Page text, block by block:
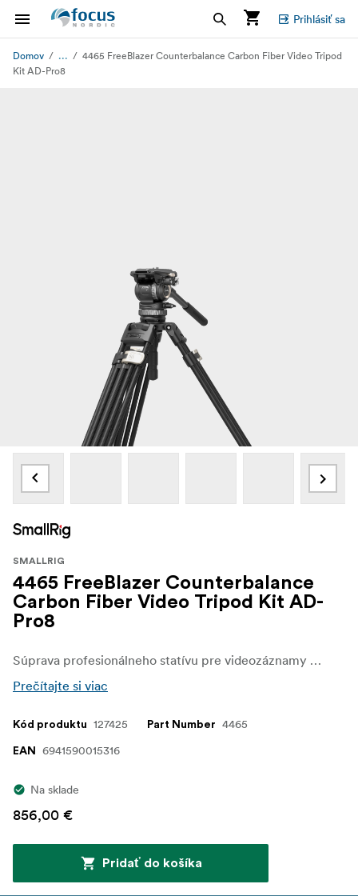
Prihlásiť sa
Domov ...
4465 FreeBlazer Counterbalance Carbon Fiber Video Tripod
Kit AD-Pro8
SMALLRIG
4465 FreeBlazer Counterbalance
Carbon Fiber Video Tripod Kit AD-
Pro8
Súprava profesionálneho statívu pre videozáznamy obsahuje karbónový statív s technológiou FreeSpeed, ktorá umožňuje plynulé vysúvanie nôh s nastavením jedným dotykom, a fluidnú hlavu PH8 s novou konštrukciou rýchloupínacej doštičky Touch-and-Go.
Prečítajte si viac
Kód produktu 127425 Part Number 4465
EAN 6941590015316
Na sklade
856,00 €
Pridať do košíka